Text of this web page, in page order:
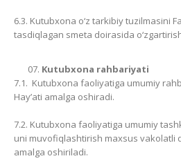
6.3. Kutubxona o‘z tarkibiy tuzilmasini
tasdiqlagan smeta doirasida
Kutubxona rahbariyati
7.1. Kutubxona faoliyatiga umumiy
Hay’ati amalga oshiradi.
7.2. Kutubxona faoliyatiga umumiy
uni muvofiqlashtirish maxsus vakolatli
amalga oshiriladi.